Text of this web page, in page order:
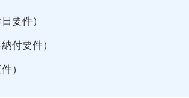
要件）
付要件）
）